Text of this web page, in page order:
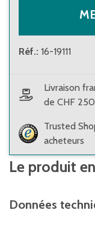
Réf.: 16-19111
Livraison
de CHF 250
Trusted
acheteurs
Le produit
Données